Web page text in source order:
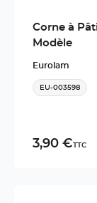
Corne à
Modèle
Eurolam
EU-003598
3,90 €TTC